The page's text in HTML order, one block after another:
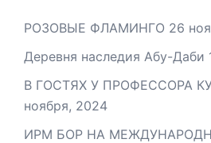
РОЗОВЫЕ ФЛАМИНГО 26
Деревня наследия Абу-Даби
В ГОСТЯХ У ПРОФЕССОРА
ноября, 2024
ИРМ БОР НА